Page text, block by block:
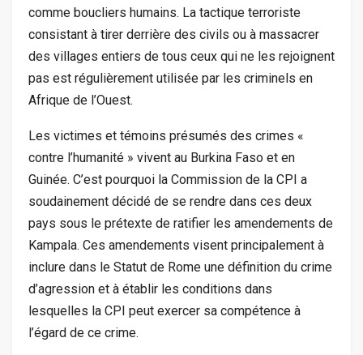
comme boucliers humains. La tactique terroriste
consistant à tirer derrière des civils ou à massacrer
des villages entiers de tous ceux qui ne les rejoignent
pas est régulièrement utilisée par les criminels en
Afrique de l’Ouest.
Les victimes et témoins présumés des crimes «
contre l’humanité » vivent au Burkina Faso et en
Guinée. C’est pourquoi la Commission de la CPI a
soudainement décidé de se rendre dans ces deux
pays sous le prétexte de ratifier les amendements de
Kampala. Ces amendements visent principalement à
inclure dans le Statut de Rome une définition du crime
d’agression et à établir les conditions dans
lesquelles la CPI peut exercer sa compétence à
l’égard de ce crime.